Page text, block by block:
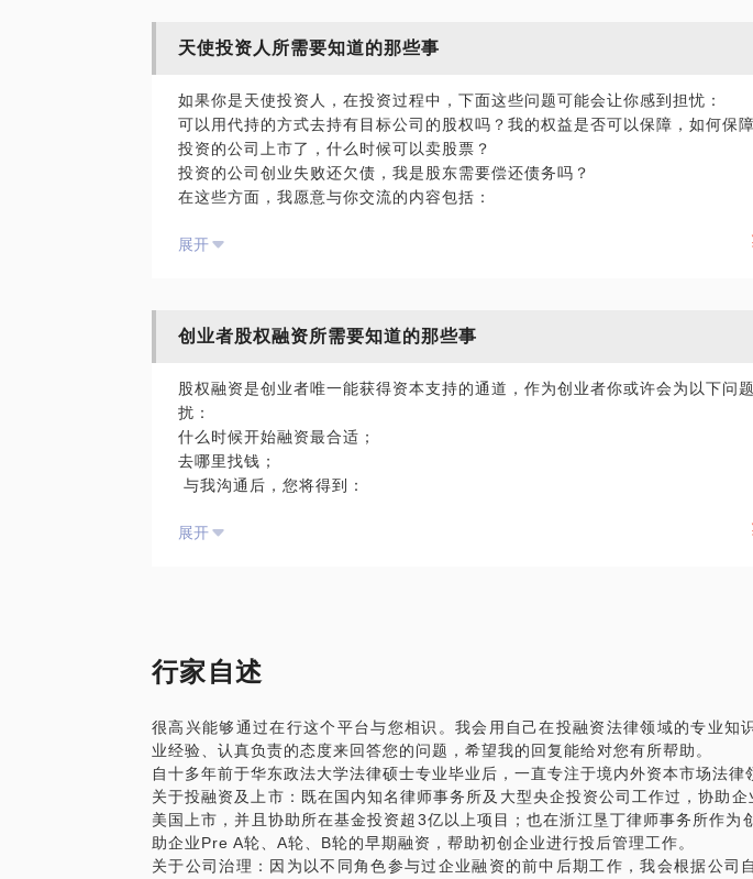
天使投资人所需要知道的那些事
如果你是天使投资人，在投资过程中，下面这些问题可能会让你感到担忧：
可以用代持的方式去持有目标公司的股权吗？我的权益是否可以保障，如何保
投资的公司上市了，什么时候可以卖股票？
投资的公司创业失败还欠债，我是股东需要偿还债务吗？
在这些方面，我愿意与你交流的内容包括：
条款的效力以及其背后的法律意义；
展开
创业者股权融资所需要知道的那些事
股权融资是创业者唯一能获得资本支持的通道，作为创业者你或许会为以下问
扰：
什么时候开始融资最合适；
去哪里找钱；
与我沟通后，您将得到：
规避初次融资风险；
展开
行家自述
很高兴能够通过在行这个平台与您相识。我会用自己在投融资法律领域的专业知
业经验、认真负责的态度来回答您的问题，希望我的回复能给对您有所帮助。
自十多年前于华东政法大学法律硕士专业毕业后，一直专注于境内外资本市场法律
关于投融资及上市：既在国内知名律师事务所及大型央企投资公司工作过，协助企
美国上市，并且协助所在基金投资超3亿以上项目；也在浙江垦丁律师事务所作为
助企业Pre A轮、A轮、B轮的早期融资，帮助初创企业进行投后管理工作。
关于公司治理：因为以不同角色参与过企业融资的前中后期工作，我会根据公司